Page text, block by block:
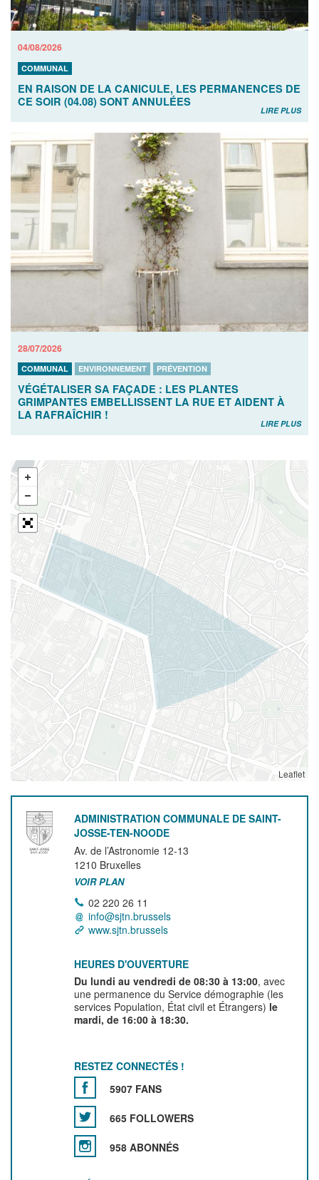
04/08/2026
COMMUNAL
EN RAISON DE LA CANICULE, LES PERMANENCES DE
CE SOIR (04.08) SONT ANNULÉES
LIRE PLUS
28/07/2026
COMMUNAL ENVIRONNEMENT PRÉVENTION
VÉGÉTALISER SA FAÇADE : LES PLANTES
GRIMPANTES EMBELLISSENT LA RUE ET AIDENT À
LA RAFRAÎCHIR !
LIRE PLUS
Leaflet
ADMINISTRATION COMMUNALE DE SAINT-
JOSSE-TEN-NOODE
Av. de l’Astronomie 12-13
1210 Bruxelles
VOIR PLAN
02 220 26 11
info@sjtn.brussels
www.sjtn.brussels
HEURES D'OUVERTURE
Du lundi au vendredi de 08:30 à 13:00, avec
une permanence du Service démographie (les
services Population, État civil et Étrangers) le
mardi, de 16:00 à 18:30.
RESTEZ CONNECTÉS !
5907 FANS
665 FOLLOWERS
958 ABONNÉS